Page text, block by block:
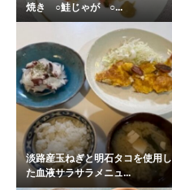
焼き ○鮭じゃが ○...
淡路産玉ねぎと明石タコを使用し
た血液サラサラメニュ...